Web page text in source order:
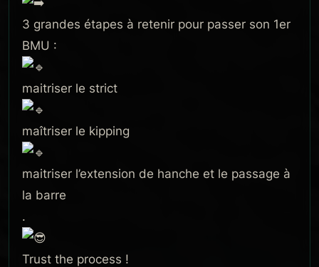
3 grandes étapes à retenir pour passer son 1er
BMU :
maitriser le strict
maîtriser le kipping
maitriser l’extension de hanche et le passage à
la barre
.
Trust the process !